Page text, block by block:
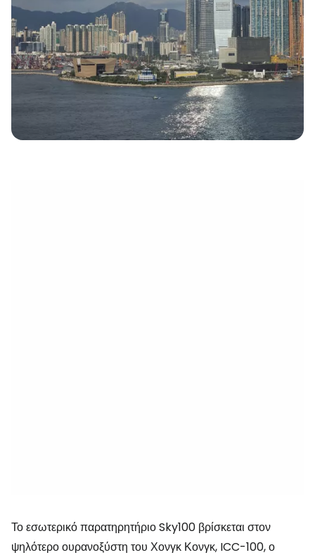
Το εσωτερικό παρατηρητήριο Sky100 βρίσκεται στον
ψηλότερο ουρανοξύστη του Χονγκ Κονγκ, ICC-100, ο